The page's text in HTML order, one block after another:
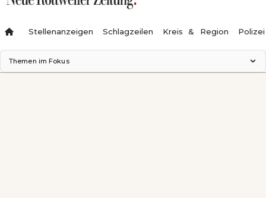
Stellenanzeigen Schlagzeilen Kreis & Region Polizei
Themen im Fokus